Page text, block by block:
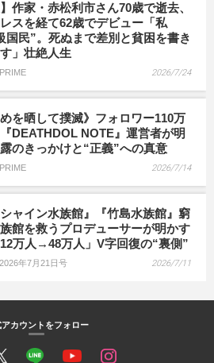
】作家・赤松利市さん70歳で逝去、
スを経て62歳でデビュー「私
国民”。死ぬまで差別と貧困を書き
」壮絶人生
2026/7/24
めを晒して撲滅》フォロワー110万
DEATHDOL NOTE』運営者が明
のきっかけと“正義”への真意
2026/7/14
シャイン水族館』『竹島水族館』窮
館を救うプロデューサーが明かす
12万人→48万人」V字回復の“裏側”
年7月21日号 2026/7/11
カウントをフォロー